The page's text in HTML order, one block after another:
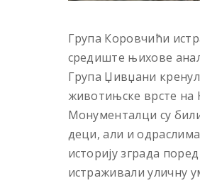
Група Коровчићи
средиште њихове
Група Џивџани
животињске врсте на
Монументалци су
деци, али и
историју зграда
истраживали уличну